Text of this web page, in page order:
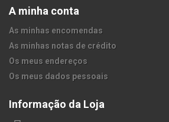
A minha conta
As minhas encomendas
As minhas notas de crédito
Os meus endereços
Os meus dados pessoais
Informação da Loja